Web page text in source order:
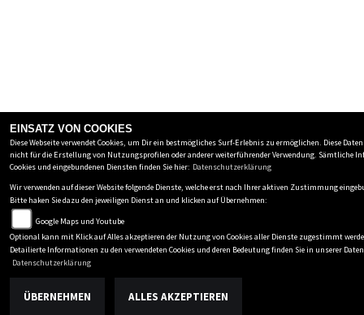
EINSATZ VON COOKIES
Diese Webseite verwendet Cookies, um Dir ein bestmögliches Surf-Erlebnis zu ermöglichen. Diese
nicht für die Erstellung von Nutzungsprofilen oder anderer weiterführender Verwendung. Sämtliche
Cookies und eingebundenen Diensten finden Sie hier: Datenschutzerklärung
Wir verwenden auf dieser Website folgende Dienste, welche erst nach Ihrer aktiven Zustimmung
Bitte haken Sie dazu den jeweiligen Dienst an und klicken auf Übernehmen:
Google Maps und Youtube
Optional kann mit Klick auf Alles akzeptieren der Nutzung von Cookies aller Dienste zugestimmt
Detailierte Informationen zu den verwendeten Cookies und deren Bedeutung finden Sie in unserer
Datenschutzerklärung
ÜBERNEHMEN ALLES AKZEPTIEREN